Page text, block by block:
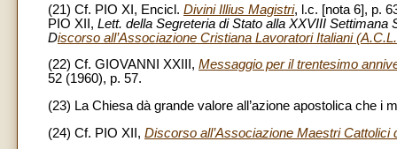
(21) Cf. PIO XI, Encicl. Divini Illius Magistri, l.c. [nota 6], p.
PIO XII, Lett. della Segreteria di Stato alla XXVIII Settimana
Discorso all’Associazione Cristiana Lavoratori Italiani
(22) Cf. GIOVANNI XXIII, Messaggio per il trentesimo
52 (1960), p. 57.
(23) La Chiesa dà grande valore all’azione apostolica che
(24) Cf. PIO XII, Discorso all’Associazione Maestri Cattolici